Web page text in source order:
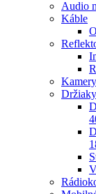
Audio
Káble